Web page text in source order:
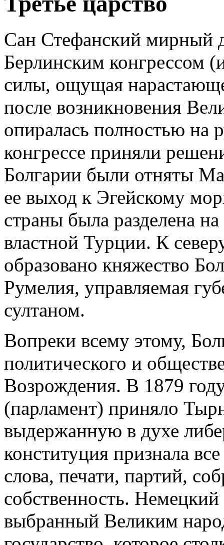
Сан Стефанский мирный
Берлинским конгрессом
силы, ощущая
после возникновения
опиралась полностью на
конгрессе приняли
Болгарии были отняты
ее выход к Эгейскому
страны была разделена
властной Турции. К
образовано княжество
Румелия, управляемая
султаном.
Вопреки всему этому,
политического и
Возрождения. В 1879
(парламент) приняло
выдержанную в духе
конституция признала
слова, печати, партий,
собственность. Немецкий
выбранный Великим